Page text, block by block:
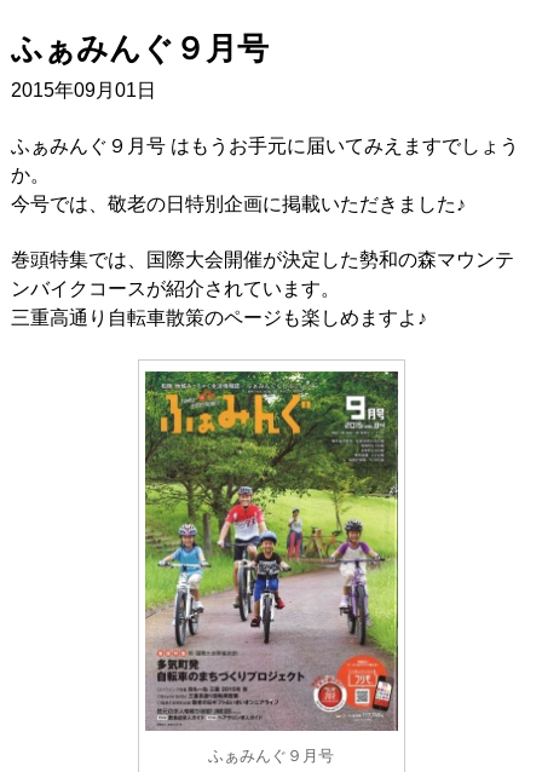
ふぁみんぐ９月号
2015年09月01日
ふぁみんぐ９月号 はもうお手元に届いてみえますでしょう
か。
今号では、敬老の日特別企画に掲載いただきました♪
巻頭特集では、国際大会開催が決定した勢和の森マウンテ
ンバイクコースが紹介されています。
三重高通り自転車散策のページも楽しめますよ♪
ふぁみんぐ９月号